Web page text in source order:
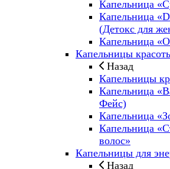
Капельница
Капельница
(Детокс для
Капельница
Капельницы
Назад
Капельницы
Капельница
Фейс)
Капельница
Капельница
волос»
Капельницы для
Назад